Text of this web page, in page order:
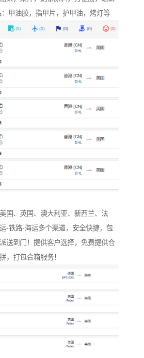
甲油胶，指甲片，护甲油，烤灯等
国、英国、澳大利亚、新西兰、法
-铁路-海运多个渠道，安全快捷，包
送到门！提供客户选择，免费提供仓
，打包合箱服务！